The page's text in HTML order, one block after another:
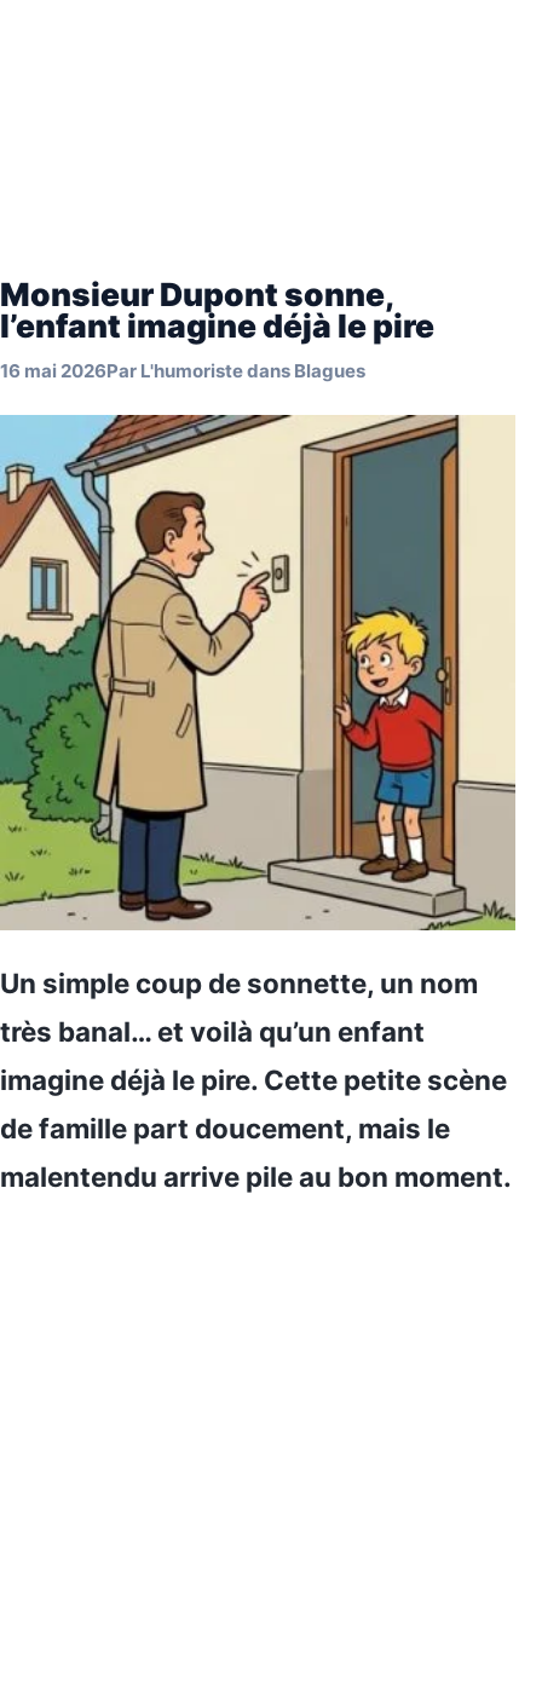
Monsieur Dupont sonne,
l’enfant imagine déjà le pire
16 mai 2026Par L'humoristedans Blagues
Un simple coup de sonnette, un nom
très banal… et voilà qu’un enfant
imagine déjà le pire. Cette petite scène
de famille part doucement, mais le
malentendu arrive pile au bon moment.